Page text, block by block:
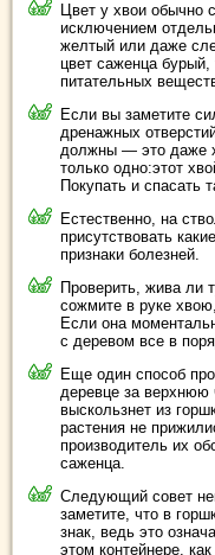
Цвет у хвои обычно
исключением
желтый или даже
цвет саженца бурый,
питательных
Если вы заметите
дренажных
должны — это даже
только одно:этот
Покупать и спасать
Естественно, на
присутствовать
признаки болезней.
Проверить, жива ли
сожмите в руке
Если она
с деревом все в
Еще один способ
деревце за верхнюю
выскользнет из
растения не
производитель их
саженца.
Следующий совет
заметите, что в
знак, ведь это
этом контейнере,